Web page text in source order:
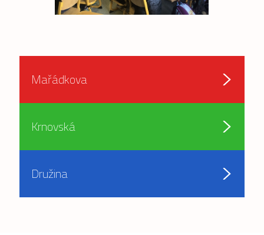
Mařádkova
Krnovská
Družina